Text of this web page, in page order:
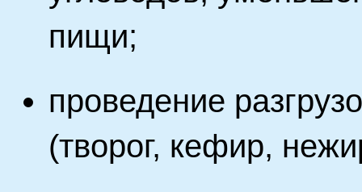
пищи;
проведение
(творог, кефир,